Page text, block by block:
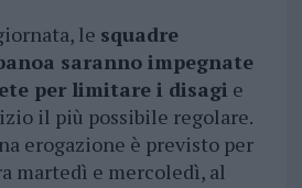
le squadre
saranno impegnate
per limitare i disagi e
il più possibile regolare.
erogazione è previsto per
martedì e mercoledì, al